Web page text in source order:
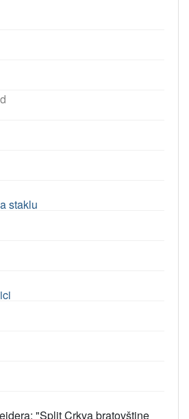
staklu
"Split Crkva bratovštine